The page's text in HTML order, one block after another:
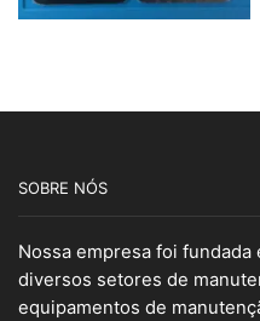
SOBRE NÓS
Nossa empresa foi
diversos setores de
equipamentos de